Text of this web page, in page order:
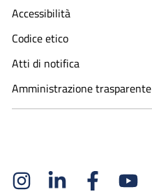
Accessibilità
Codice etico
Atti di notifica
Amministrazione trasparente